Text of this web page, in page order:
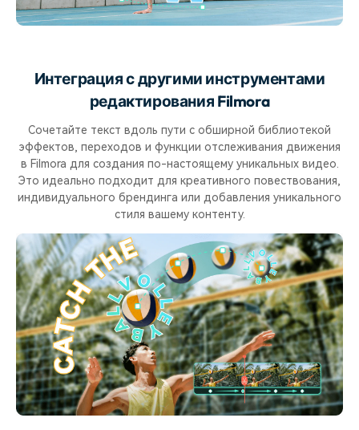
Интеграция с другими инструментами
редактирования Filmora
Сочетайте текст вдоль пути с обширной библиотекой
эффектов, переходов и функции отслеживания движения
в Filmora для создания по-настоящему уникальных видео.
Это идеально подходит для креативного повествования,
индивидуального брендинга или добавления уникального
стиля вашему контенту.